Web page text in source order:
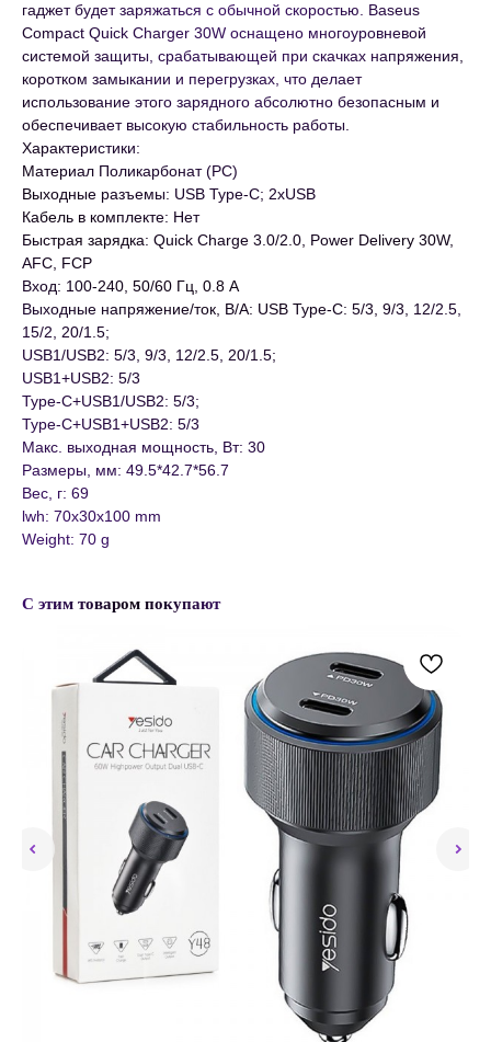
гаджет будет заряжаться с обычной скоростью. Baseus
Compact Quick Charger 30W оснащено многоуровневой
системой защиты, срабатывающей при скачках напряжения,
коротком замыкании и перегрузках, что делает
использование этого зарядного абсолютно безопасным и
обеспечивает высокую стабильность работы.
Характеристики:
Материал Поликарбонат (РС)
Выходные разъемы: USB Type-C; 2xUSB
Кабель в комплекте: Нет
Быстрая зарядка: Quick Charge 3.0/2.0, Power Delivery 30W,
AFC, FCP
Вход: 100-240, 50/60 Гц, 0.8 А
Выходные напряжение/ток, В/А: USB Type-C: 5/3, 9/3, 12/2.5,
15/2, 20/1.5;
USB1/USB2: 5/3, 9/3, 12/2.5, 20/1.5;
USB1+USB2: 5/3
Type-C+USB1/USB2: 5/3;
Type-C+USB1+USB2: 5/3
Макс. выходная мощность, Вт: 30
Размеры, мм: 49.5*42.7*56.7
Вес, г: 69
lwh: 70x30x100 mm
Weight: 70 g
С этим товаром покупают